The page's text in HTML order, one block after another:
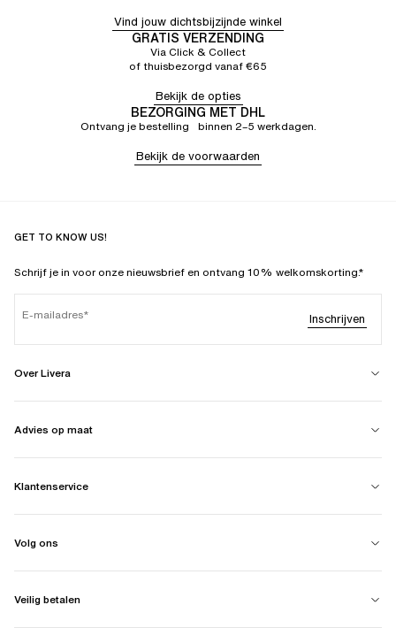
Vind jouw dichtsbijzijnde winkel
GRATIS VERZENDING
Via Click & Collect
of thuisbezorgd vanaf €65
Bekijk de opties
BEZORGING MET DHL
Ontvang je bestelling binnen 2–5 werkdagen.
Bekijk de voorwaarden
GET TO KNOW US!
Schrijf je in voor onze nieuwsbrief en ontvang 10% welkomskorting.*
E-mailadres Inschrijven
Over Livera
Advies op maat
Klantenservice
Volg ons
Veilig betalen